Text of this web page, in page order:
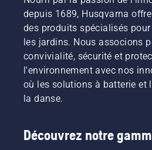
depuis 1689, Husqvarna
des produits spécialisés
les jardins. Nous associons
convivialité, sécurité et
l'environnement avec nos
où les solutions à batterie et
la danse.
Découvrez notre